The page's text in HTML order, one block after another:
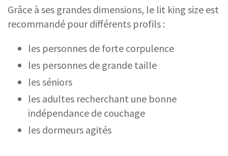
Grâce à ses grandes dimensions, le lit king size est
recommandé pour différents profils :
les personnes de forte corpulence
les personnes de grande taille
les séniors
les adultes recherchant une bonne
indépendance de couchage
les dormeurs agités